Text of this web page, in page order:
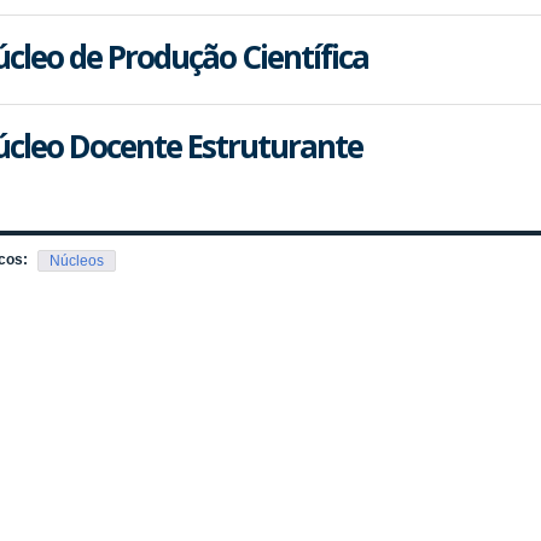
de Produção Científica
Docente Estruturante
Núcleos